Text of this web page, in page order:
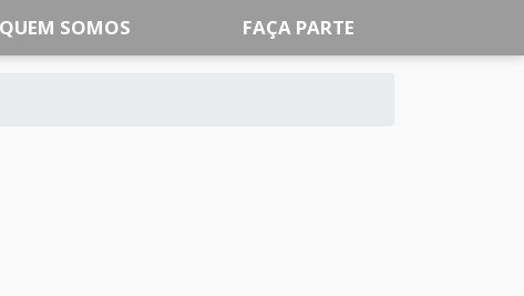
QUEM SOMOS FAÇA PARTE